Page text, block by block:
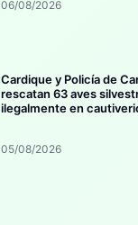
06/08/2026
Cardique y Policía de
rescatan 63 aves
ilegalmente en
05/08/2026